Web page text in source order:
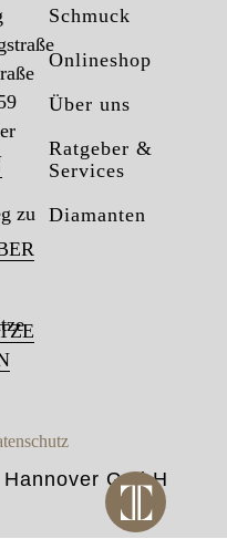
Schmuck
Onlineshop
Über uns
Ratgeber &
Services
Diamanten
zu
GmbH